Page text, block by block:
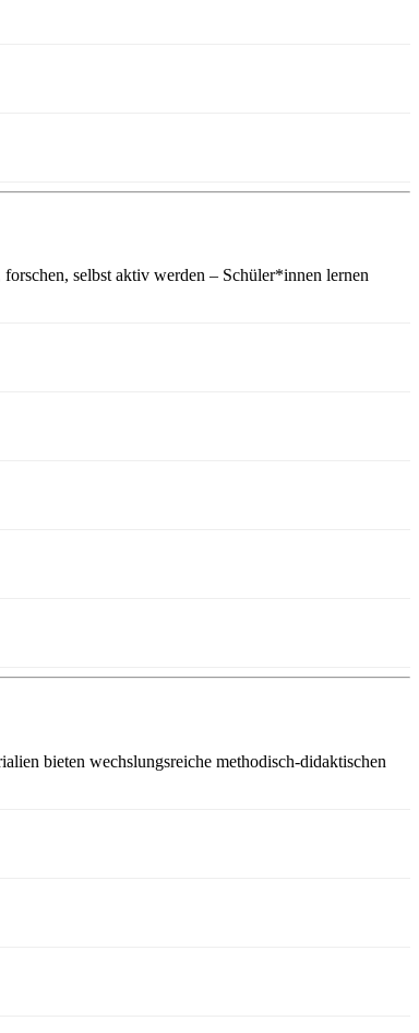
selbst aktiv werden – Schüler*innen lernen
bieten wechslungsreiche methodisch-didaktischen